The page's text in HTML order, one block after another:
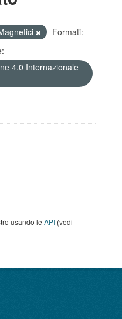
Formati:
4.0 Internazionale
usando le API (vedi